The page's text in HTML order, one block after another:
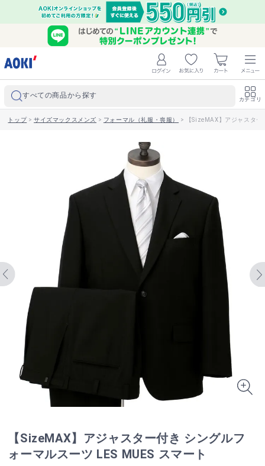
すべての商品から探す カテゴリ
トップ>サイズマックスメンズ > フォーマル（礼服・喪服） > 【SizeMAX】アジャスタ
【SizeMAX】アジャスター付き シングルフ
ォーマルスーツ LES MUES スマート